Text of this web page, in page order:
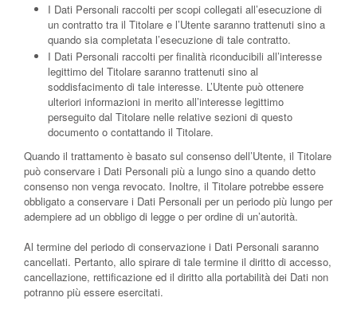
I Dati Personali raccolti per scopi collegati all’esecuzione di
un contratto tra il Titolare e l’Utente saranno trattenuti sino a
quando sia completata l’esecuzione di tale contratto.
I Dati Personali raccolti per finalità riconducibili all’interesse
legittimo del Titolare saranno trattenuti sino al
soddisfacimento di tale interesse. L’Utente può ottenere
ulteriori informazioni in merito all’interesse legittimo
perseguito dal Titolare nelle relative sezioni di questo
documento o contattando il Titolare.
Quando il trattamento è basato sul consenso dell’Utente, il Titolare
può conservare i Dati Personali più a lungo sino a quando detto
consenso non venga revocato. Inoltre, il Titolare potrebbe essere
obbligato a conservare i Dati Personali per un periodo più lungo per
adempiere ad un obbligo di legge o per ordine di un’autorità.
Al termine del periodo di conservazione i Dati Personali saranno
cancellati. Pertanto, allo spirare di tale termine il diritto di accesso,
cancellazione, rettificazione ed il diritto alla portabilità dei Dati non
potranno più essere esercitati.